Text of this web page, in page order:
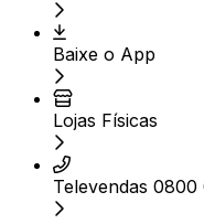
Baixe o App
Lojas Físicas
Televendas